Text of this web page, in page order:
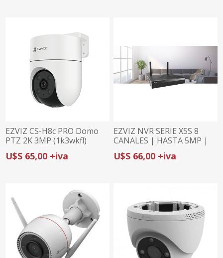
EZVIZ CS-H8c PRO Domo
PTZ 2K 3MP (1k3wkfl)
U$S 65,00 +iva
EZVIZ NVR SERIE X5S 8
CANALES | HASTA 5MP |
SOPORTE H.265 | HASTA
8TB
U$S 66,00 +iva